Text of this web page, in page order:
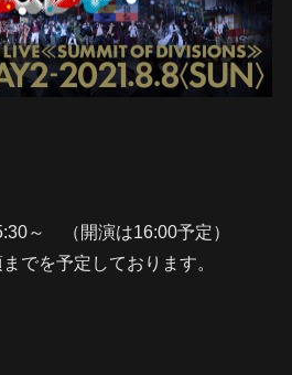
～ （開演は16:00予定）
でを予定しております。